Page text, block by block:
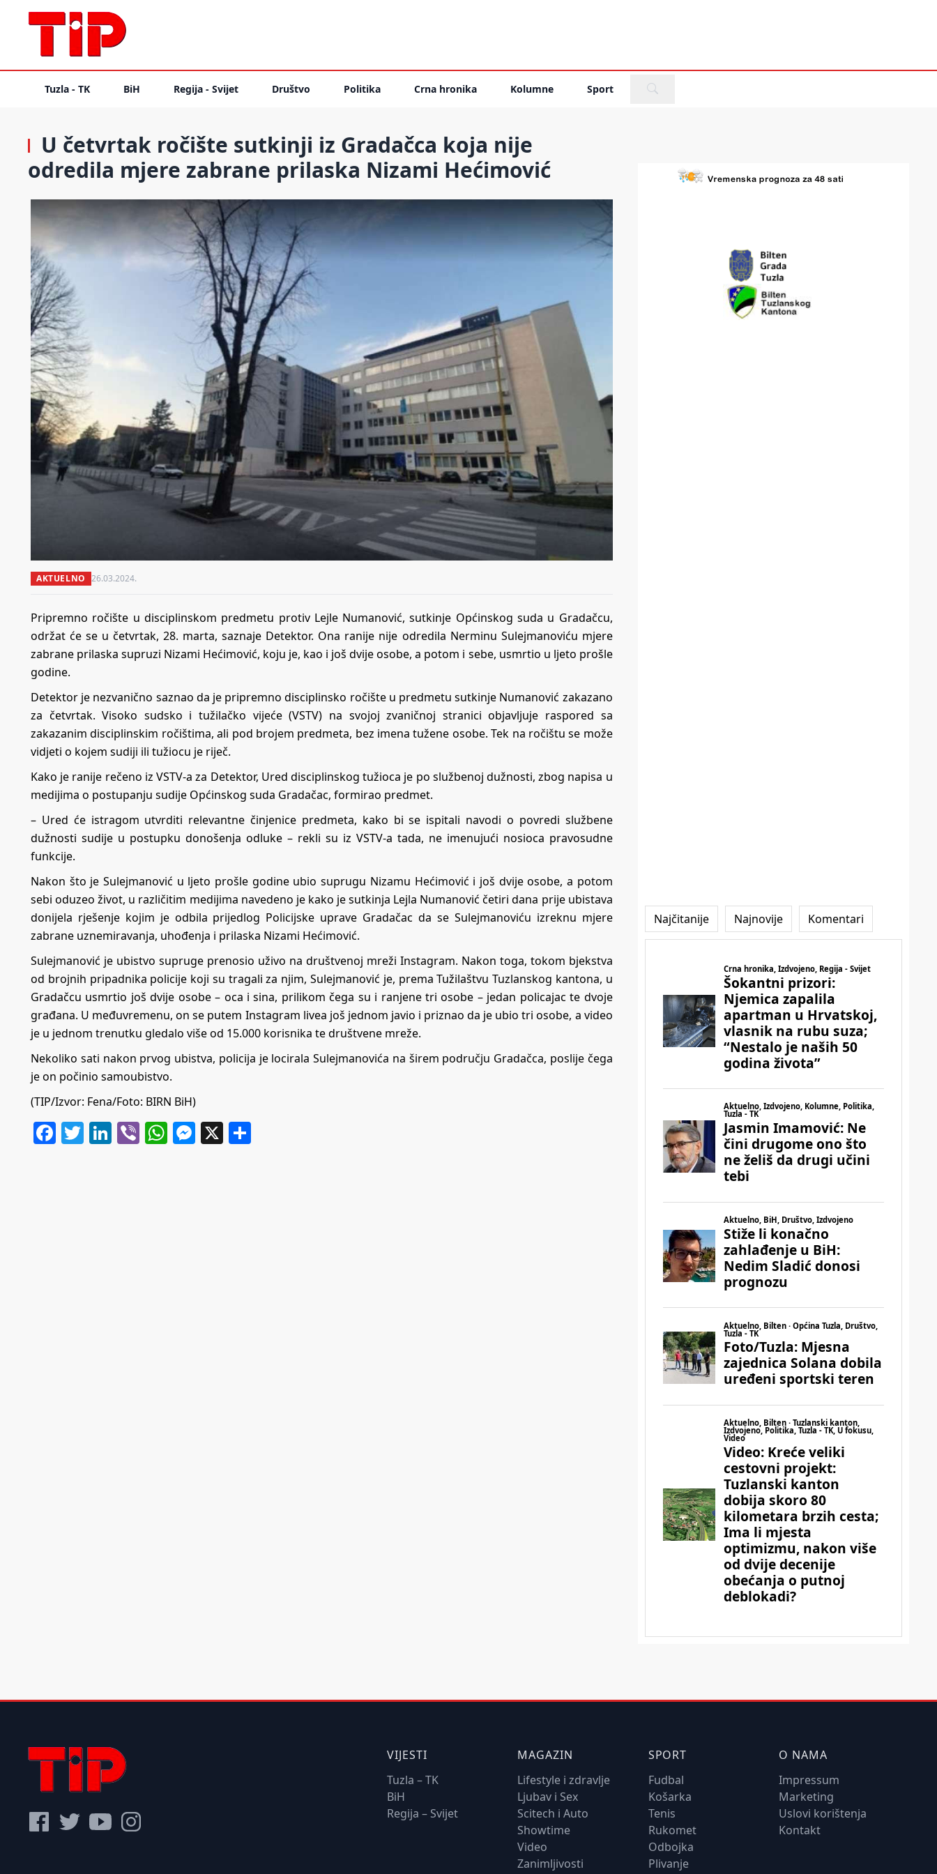
Tuzla - TK BiH Regija - Svijet Društvo Politika Crna hronika Kolumne Sport
U četvrtak ročište sutkinji iz Gradačca koja nije
odredila mjere zabrane prilaska Nizami Hećimović
AKTUELNO 26.03.2024.
Pripremno ročište u disciplinskom predmetu protiv Lejle Numanović, sutkinje Općinskog suda u Gradačcu,
održat će se u četvrtak, 28. marta, saznaje Detektor. Ona ranije nije odredila Nerminu Sulejmanoviću mjere
zabrane prilaska supruzi Nizami Hećimović, koju je, kao i još dvije osobe, a potom i sebe, usmrtio u ljeto prošle
godine.
Detektor je nezvanično saznao da je pripremno disciplinsko ročište u predmetu sutkinje Numanović zakazano
za četvrtak. Visoko sudsko i tužilačko vijeće (VSTV) na svojoj zvaničnoj stranici objavljuje raspored sa
zakazanim disciplinskim ročištima, ali pod brojem predmeta, bez imena tužene osobe. Tek na ročištu se može
vidjeti o kojem sudiji ili tužiocu je riječ.
Kako je ranije rečeno iz VSTV-a za Detektor, Ured disciplinskog tužioca je po službenoj dužnosti, zbog napisa u
medijima o postupanju sudije Općinskog suda Gradačac, formirao predmet.
– Ured će istragom utvrditi relevantne činjenice predmeta, kako bi se ispitali navodi o povredi službene
dužnosti sudije u postupku donošenja odluke – rekli su iz VSTV-a tada, ne imenujući nosioca pravosudne
funkcije.
Nakon što je Sulejmanović u ljeto prošle godine ubio suprugu Nizamu Hećimović i još dvije osobe, a potom
sebi oduzeo život, u različitim medijima navedeno je kako je sutkinja Lejla Numanović četiri dana prije ubistava
donijela rješenje kojim je odbila prijedlog Policijske uprave Gradačac da se Sulejmanoviću izreknu mjere
zabrane uznemiravanja, uhođenja i prilaska Nizami Hećimović.
Sulejmanović je ubistvo supruge prenosio uživo na društvenoj mreži Instagram. Nakon toga, tokom bjekstva
od brojnih pripadnika policije koji su tragali za njim, Sulejmanović je, prema Tužilaštvu Tuzlanskog kantona, u
Gradačcu usmrtio još dvije osobe – oca i sina, prilikom čega su i ranjene tri osobe – jedan policajac te dvoje
građana. U međuvremenu, on se putem Instagram livea još jednom javio i priznao da je ubio tri osobe, a video
je u jednom trenutku gledalo više od 15.000 korisnika te društvene mreže.
Nekoliko sati nakon prvog ubistva, policija je locirala Sulejmanovića na širem području Gradačca, poslije čega
je on počinio samoubistvo.
(TIP/Izvor: Fena/Foto: BIRN BiH)
Facebook
Twitter
LinkedIn
ViberWhatsApp
Messenger
X
Najčitanije Najnovije Komentari
VIJESTI
Tuzla – TK
BiH
Regija – Svijet
MAGAZIN
Lifestyle i zdravlje
Ljubav i Sex
Scitech i Auto
Showtime
Video
Zanimljivosti
SPORT
Fudbal
Košarka
Tenis
Rukomet
Odbojka
Plivanje
O NAMA
Impressum
Marketing
Uslovi korištenja
Kontakt